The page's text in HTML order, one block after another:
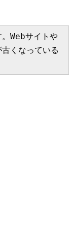
Webサイトや
くなっている